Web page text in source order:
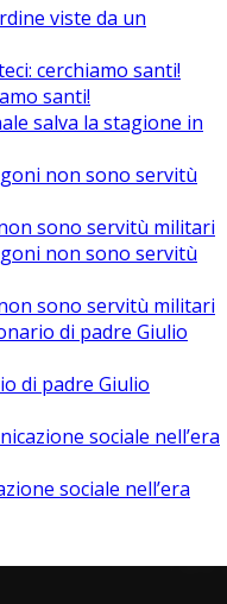
viste da un
cerchiamo santi!
santi!
salva la stagione in
non sono servitù
sono servitù militari
non sono servitù
sono servitù militari
di padre Giulio
di padre Giulio
sociale nell’era
sociale nell’era